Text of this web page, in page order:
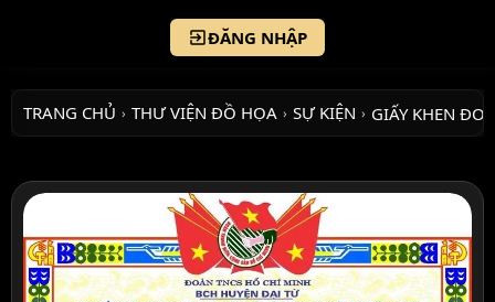
ĐĂNG NHẬP
TRANG CHỦ › THƯ VIỆN ĐỒ HỌA › SỰ KIỆN › GIẤY KHEN